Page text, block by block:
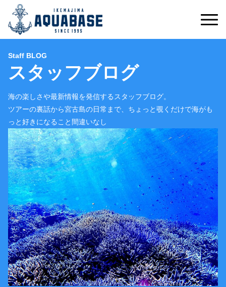
Staff BLOG
スタッフブログ
海の楽しさや最新情報を発信するスタッフブログ。
ツアーの裏話から宮古島の日常まで、ちょっと覗くだけで海がも
っと好きになること間違いなし